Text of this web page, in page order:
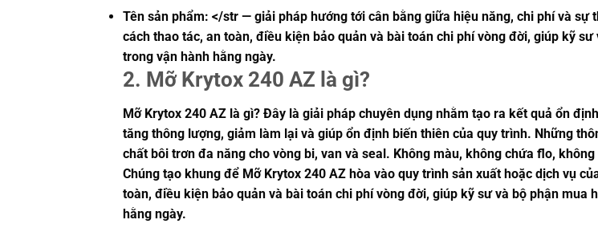
Tên sản phẩm: </str — giải pháp hướng tới cân bằng giữa hiệu năng, chi phí và
cách thao tác, an toàn, điều kiện bảo quản và bài toán chi phí vòng đời, giúp kỹ
trong vận hành hằng ngày.
2. Mỡ Krytox 240 AZ là gì?
Mỡ Krytox 240 AZ là gì? Đây là giải pháp chuyên dụng nhằm tạo ra kết quả ổn
tăng thông lượng, giảm làm lại và giúp ổn định biến thiên của quy trình. Những
chất bôi trơn đa năng cho vòng bi, van và seal. Không màu, không chứa flo,
Chúng tạo khung để Mỡ Krytox 240 AZ hòa vào quy trình sản xuất hoặc dịch vụ
toàn, điều kiện bảo quản và bài toán chi phí vòng đời, giúp kỹ sư và bộ phận
hằng ngày.